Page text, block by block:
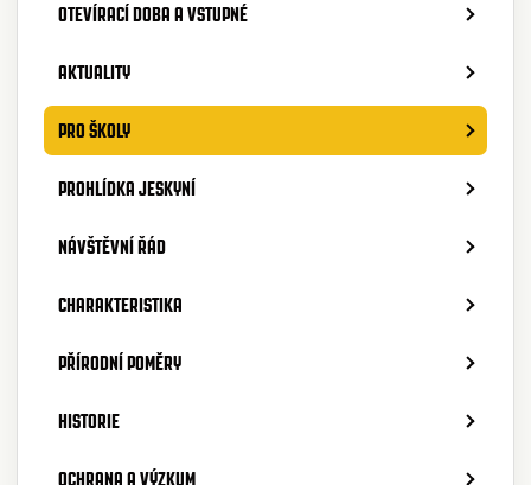
OTEVÍRACÍ DOBA A VSTUPNÉ
AKTUALITY
PRO ŠKOLY
PROHLÍDKA JESKYNÍ
NÁVŠTĚVNÍ ŘÁD
CHARAKTERISTIKA
PŘÍRODNÍ POMĚRY
HISTORIE
OCHRANA A VÝZKUM